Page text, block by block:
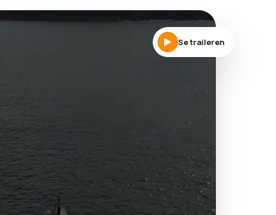
Se traileren